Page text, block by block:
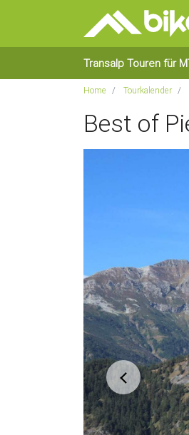
Transalp Touren für
Home Tourkalender
Best of